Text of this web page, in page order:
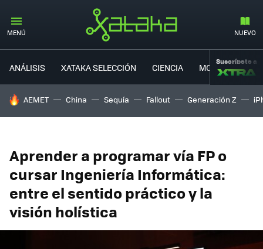
MENÚ NUEVO
ANÁLISIS XATAKA SELECCIÓN CIENCIA MOVILIDAD
Suscríbete a
HOY SE HABLA DE
AEMET China Sequía Fallout Generación Z
Aprender a programar vía FP o
cursar Ingeniería Informática:
entre el sentido práctico y la
visión holística